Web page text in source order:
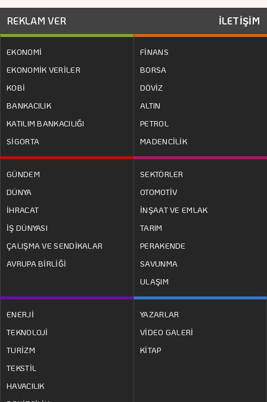
REKLAM VER İLETİŞİM
EKONOMİ
EKONOMİK VERİLER
KOBİ
BANKACILIK
KATILIM BANKACILIĞI
SİGORTA
FİNANS
BORSA
DÖVİZ
ALTIN
PETROL
MADENCİLİK
GÜNDEM
DÜNYA
İHRACAT
İŞ DÜNYASI
ÇALIŞMA VE SENDİKALAR
AVRUPA BİRLİĞİ
SEKTÖRLER
OTOMOTİV
İNŞAAT VE EMLAK
TARIM
PERAKENDE
SAVUNMA
ULAŞIM
ENERJİ
TEKNOLOJİ
TURİZM
TEKSTİL
HAVACILIK
YAZARLAR
VİDEO GALERİ
KİTAP